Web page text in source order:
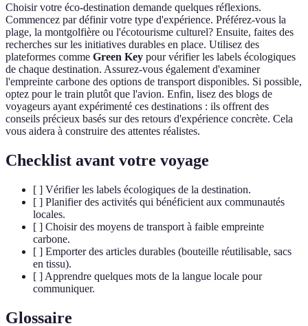
Choisir votre éco-destination demande quelques réflexions.
Commencez par définir votre type d'expérience. Préférez-vous la
plage, la montgolfière ou l'écotourisme culturel? Ensuite, faites des
recherches sur les initiatives durables en place. Utilisez des
plateformes comme Green Key pour vérifier les labels écologiques
de chaque destination. Assurez-vous également d'examiner
l'empreinte carbone des options de transport disponibles. Si possible,
optez pour le train plutôt que l'avion. Enfin, lisez des blogs de
voyageurs ayant expérimenté ces destinations : ils offrent des
conseils précieux basés sur des retours d'expérience concrète. Cela
vous aidera à construire des attentes réalistes.
Checklist avant votre voyage
[ ] Vérifier les labels écologiques de la destination.
[ ] Planifier des activités qui bénéficient aux communautés
locales.
[ ] Choisir des moyens de transport à faible empreinte
carbone.
[ ] Emporter des articles durables (bouteille réutilisable, sacs
en tissu).
[ ] Apprendre quelques mots de la langue locale pour
communiquer.
Glossaire